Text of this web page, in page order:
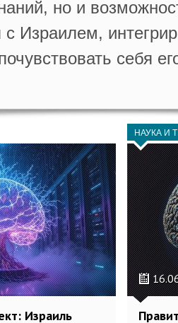
но и
с Израилем,
себя
Израиль
НАУКА И